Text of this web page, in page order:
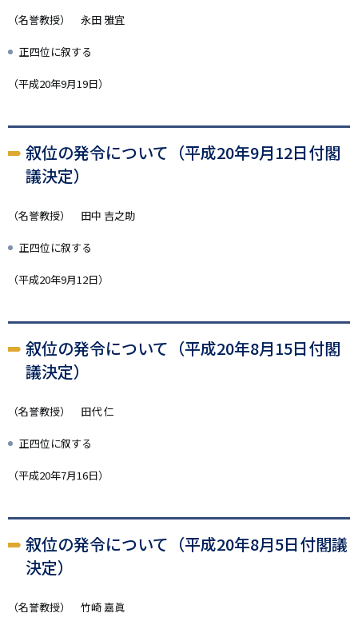
（名誉教授） 永田 雅宜
正四位に叙する
（平成20年9月19日）
叙位の発令について（平成20年9月12日付閣
議決定）
（名誉教授） 田中 吉之助
正四位に叙する
（平成20年9月12日）
叙位の発令について（平成20年8月15日付閣
議決定）
（名誉教授） 田代 仁
正四位に叙する
（平成20年7月16日）
叙位の発令について（平成20年8月5日付閣議
決定）
（名誉教授） 竹崎 嘉眞